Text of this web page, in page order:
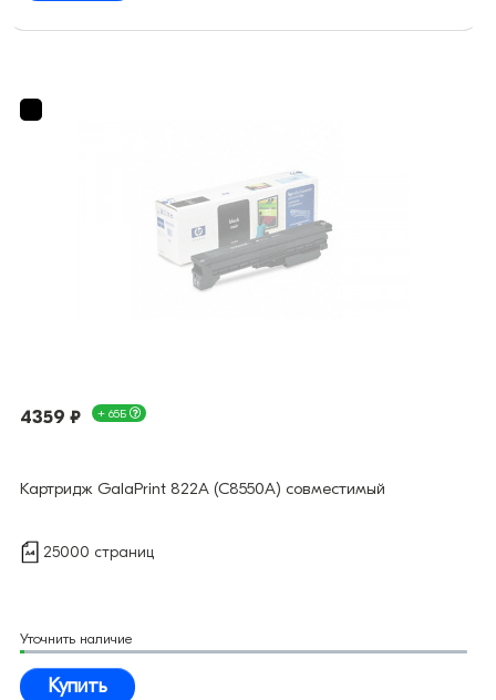
4359 ₽ + 65Б
Картридж GalaPrint 822A (C8550A) совместимый
25000 страниц
Уточнить наличие
Купить